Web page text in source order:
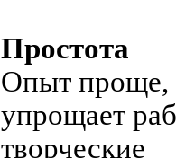
Простота
Опыт проще,
упрощает
творческие